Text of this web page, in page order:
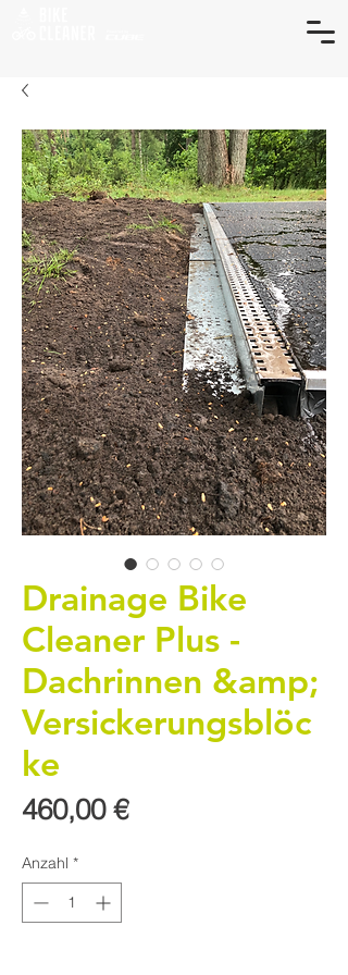
Drainage Bike
Cleaner Plus -
Dachrinnen &amp;
Versickerungsblöc
ke
460,00 €Preis
Anzahl *